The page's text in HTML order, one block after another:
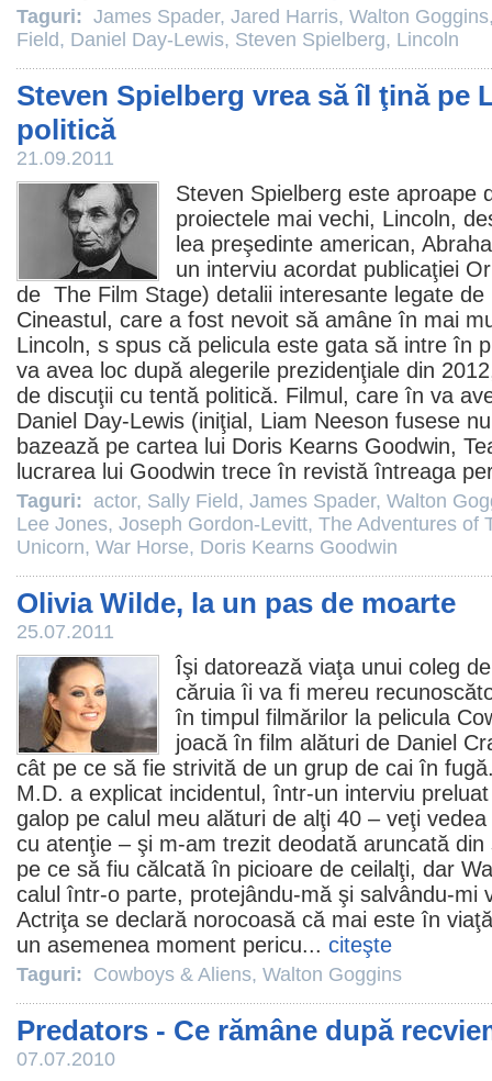
Taguri: James Spader, Jared Harris, Walton Goggins
Field, Daniel Day-Lewis, Steven Spielberg, Lincoln
Steven Spielberg vrea să îl ţină pe
politică
21.09.2011
Steven Spielberg este aproape
proiectele mai vechi, Lincoln,
lea preşedinte american,
un interviu acordat publicaţiei
de The Film Stage) detalii interesante legate
Cineastul, care a fost nevoit să amâne în mai
Lincoln, s spus că pelicula este gata să intre în
va avea loc după alegerile prezidenţiale din
de discuţii cu tentă politică. Filmul , care în va
Daniel Day-Lewis (iniţial, Liam Neeson fusese
bazează pe cartea lui Doris Kearns Goodwin,
lucrarea lui Goodwin trece în revistă întreaga
Taguri: actor, Sally Field, James Spader, Walton
Lee Jones, Joseph Gordon-Levitt, The Adventures of
Unicorn, War Horse, Doris Kearns Goodwin
Olivia Wilde, la un pas de moarte
25.07.2011
Îşi datorează viaţa unui coleg
căruia îi va fi mereu
în timpul filmărilor la pelicula
joacă în film alături de Daniel
cât pe ce să fie strivită de un grup de cai în
M.D. a explicat incidentul, într-un interviu
galop pe calul meu alături de alţi 40 – veţi
cu atenţie – şi m-am trezit deodată aruncată
pe ce să fiu călcată în picioare de ceilalţi, dar
calul într-o parte, protejându-mă şi salvându-mi
Actriţa se declară norocoasă că mai este în
un asemenea moment pericu... citeşte
Taguri: Cowboys & Aliens, Walton Goggins
Predators - Ce rămâne după
07.07.2010